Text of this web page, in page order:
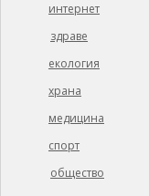
интернет
здраве
екология
храна
медицина
спорт
общество